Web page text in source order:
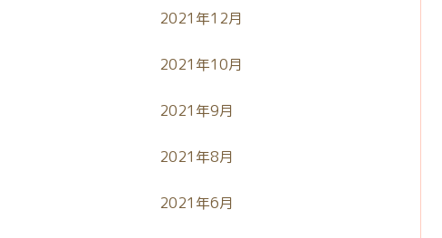
2021年12月
2021年10月
2021年9月
2021年8月
2021年6月